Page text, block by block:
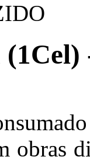
obras